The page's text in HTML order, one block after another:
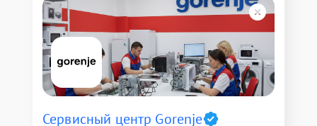
Сервисный центр Gorenje